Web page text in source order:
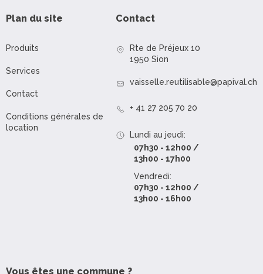
Plan du site
Produits
Services
Contact
Conditions générales de
location
Contact
Rte de Préjeux 10
1950 Sion
vaisselle.reutilisable@papival.ch
+ 41 27 205 70 20
Lundi au jeudi:
07h30 - 12h00 /
13h00 - 17h00
Vendredi:
07h30 - 12h00 /
13h00 - 16h00
Vous êtes une commune ?